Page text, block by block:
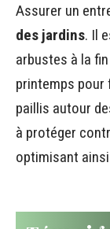
Assurer un
des jardins. Il
arbustes à la
printemps pour
paillis autour
à protéger
optimisant